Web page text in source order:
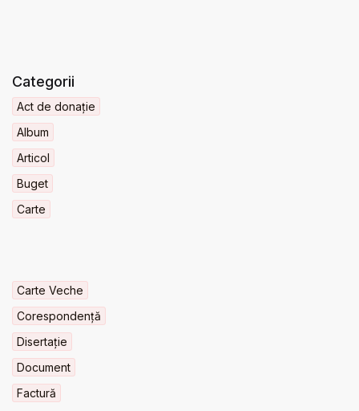
Categorii
Act de donație
Album
Articol
Buget
Carte
Carte Veche
Corespondență
Disertație
Document
Factură